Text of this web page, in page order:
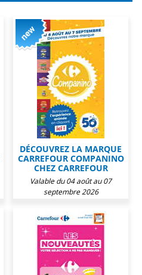
DÉCOUVREZ LA MARQUE
CARREFOUR COMPANINO
CHEZ CARREFOUR
Valable du 04 août au 07
septembre 2026